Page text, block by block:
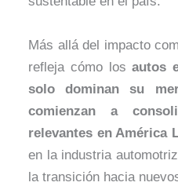
Más allá del impacto
refleja cómo losautos
solo dominan su
comienzan a
relevantes en América
en la industria
la transición hacia